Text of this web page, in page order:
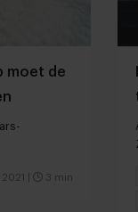
moet de
3 min